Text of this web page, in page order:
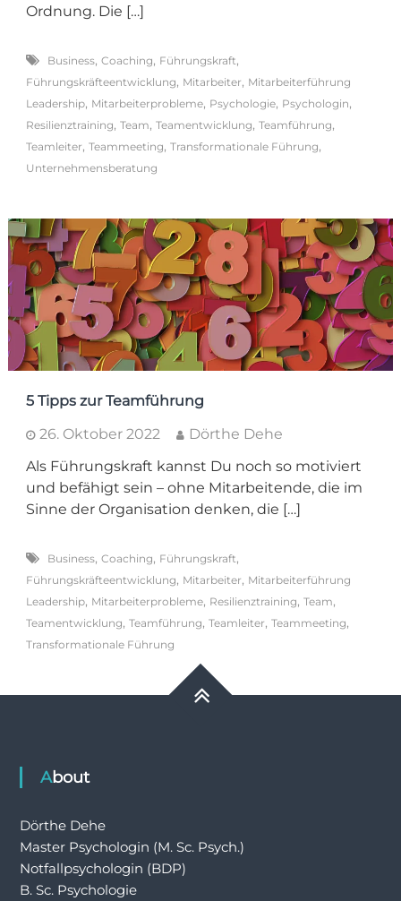
Ordnung. Die […]
Business, Coaching, Führungskraft,
Führungskräfteentwicklung, Mitarbeiter, Mitarbeiterführung
Leadership, Mitarbeiterprobleme, Psychologie, Psychologin,
Resilienztraining, Team, Teamentwicklung, Teamführung,
Teamleiter, Teammeeting, Transformationale Führung,
Unternehmensberatung
5 Tipps zur Teamführung
26. Oktober 2022
Dörthe Dehe
Als Führungskraft kannst Du noch so motiviert
und befähigt sein – ohne Mitarbeitende, die im
Sinne der Organisation denken, die […]
Business, Coaching, Führungskraft,
Führungskräfteentwicklung, Mitarbeiter, Mitarbeiterführung
Leadership, Mitarbeiterprobleme, Resilienztraining, Team,
Teamentwicklung, Teamführung, Teamleiter, Teammeeting,
Transformationale Führung
About
Dörthe Dehe
Master Psychologin (M. Sc. Psych.)
Notfallpsychologin (BDP)
B. Sc. Psychologie